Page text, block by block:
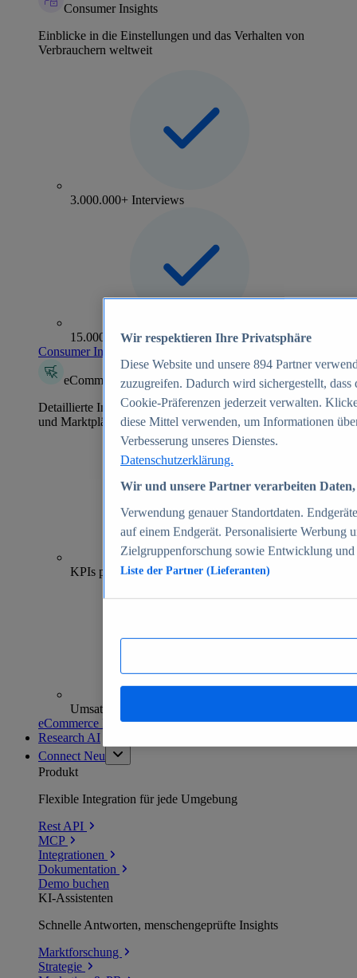
Consumer Insights
Einblicke in die Einstellungen und das Verhalten von
Verbrauchern weltweit
3.000.000+ Interviews
15.000+ Marken
Consumer Insights entdecken
eCommerce Insights
Detaillierte Informationen zu mehr als 39.000 Online-Shops
und Marktplätzen
70+
KPIs pro Shop
Umsatzanalysen und -prognosen
eCommerce Insights entdecken
Research AI
Connect Neu
Produkt
Flexible Integration für jede Umgebung
Rest API
MCP
Integrationen
Dokumentation
Demo buchen
KI-Assistenten
Schnelle Antworten, menschengeprüfte Insights
Marktforschung
Strategie
Wir respektieren Ihre Privatsphäre
Diese Website und unsere 894 Partner
zuzugreifen. Dadurch wird sichergestellt,
Cookie-Präferenzen jederzeit verwalten.
diese Mittel verwenden, um Informationen
Verbesserung unseres Dienstes.
Datenschutzerklärung.
Wir und unsere Partner verarbeiten
Verwendung genauer Standortdaten.
auf einem Endgerät. Personalisierte Werbung
Zielgruppenforschung sowie Entwicklung
Liste der Partner (Lieferanten)